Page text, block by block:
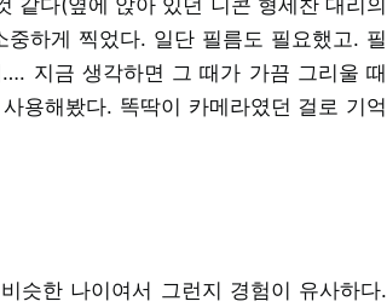
하게 찍었다. 일단 필름도 필요했고. 필
지금 생각하면 그 때가 가끔 그리울 때
용해봤다. 똑딱이 카메라였던 걸로 기억
슷한 나이여서 그런지 경험이 유사하다.